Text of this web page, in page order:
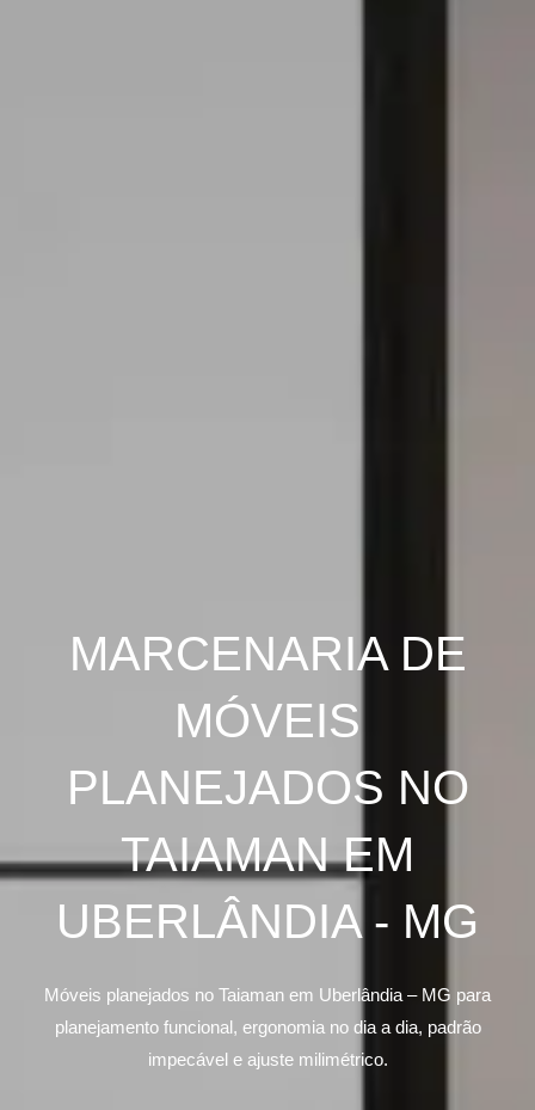
MARCENARIA DE
MÓVEIS
PLANEJADOS NO
TAIAMAN EM
UBERLÂNDIA - MG
Móveis planejados no Taiaman em Uberlândia – MG para
planejamento funcional, ergonomia no dia a dia, padrão
impecável e ajuste milimétrico.